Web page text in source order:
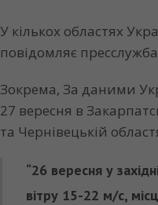
У кількох областях
повідомляє
Зокрема, За даними
27 вересня в
та Чернівецькій
“26 вересня у
вітру 15-22 м/с,